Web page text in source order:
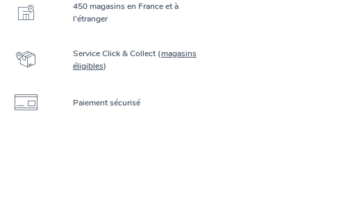
450 magasins en France et à
l’étranger
Service Click & Collect (magasins
éligibles)
Paiement sécurisé